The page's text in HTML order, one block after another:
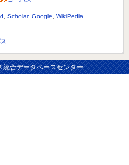
Scholar, Google WikiPedia
統合データベースセンター